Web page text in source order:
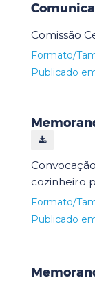
Comissão
Formato/
Publicado
cozinheiro
Formato/
Publicado